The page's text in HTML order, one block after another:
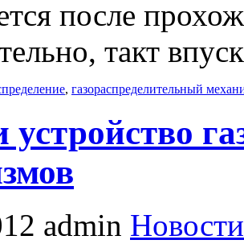
после
такт
, газораспределительный
admin Новости